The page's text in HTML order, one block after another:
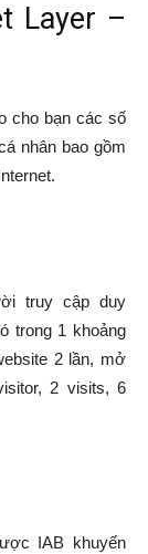
Layer –
cho bạn các số
nhân bao gồm
truy cập duy
trong 1 khoảng
2 lần, mở
2 visits, 6
IAB khuyến